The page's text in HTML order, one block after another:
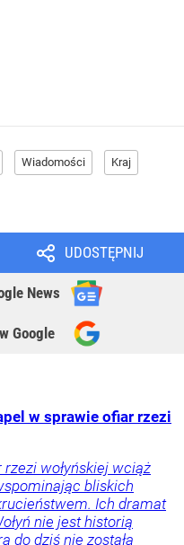
Wiadomości Kraj
UDOSTĘPNIJ
News
Google
w sprawie ofiar rzezi
wołyńskiej wciąż
bliskich
Ich dramat
nie jest historią
do dziś nie została